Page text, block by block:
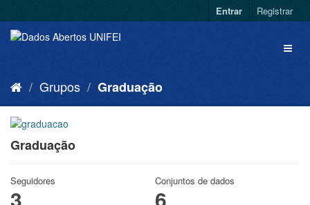
Entrar Registrar
Grupos Graduação
Graduação
Seguidores Conjuntos de dados